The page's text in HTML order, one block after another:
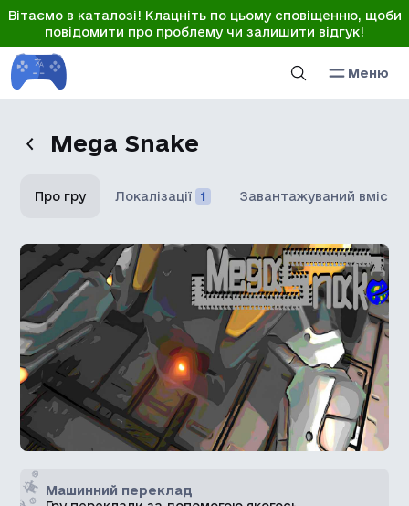
Вітаємо в каталозі! Клацніть по цьому сповіщенню, щоби
повідомити про проблему чи залишити відгук!
Меню
Mega Snake
Про гру Локалізації 1 Завантажуваний вміст
Машинний переклад